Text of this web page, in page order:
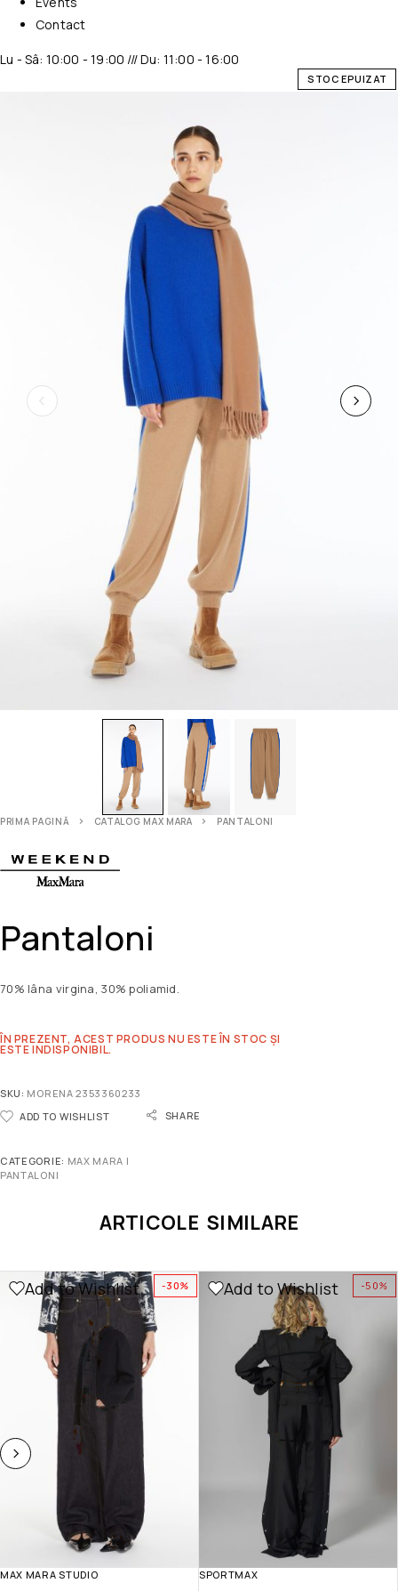
Contact
Lu - Sâ: 10:00 - 19:00 /// Du: 11:00 - 16:00
STOC EPUIZAT
PRIMA PAGINĂ CATALOG MAX MARA PANTALONI
Pantaloni
70% lâna virgina, 30% poliamid.
ÎN PREZENT, ACEST PRODUS NU ESTE ÎN STOC ȘI
ESTE INDISPONIBIL.
SKU: MORENA 2353360233
ADD TO WISHLIST
SHARE
CATEGORIE: MAX MARA |
PANTALONI
ARTICOLE SIMILARE
-30%
Add to Wishlist
MAX MARA STUDIO
-50%
Add to Wishlist
SPORTMAX